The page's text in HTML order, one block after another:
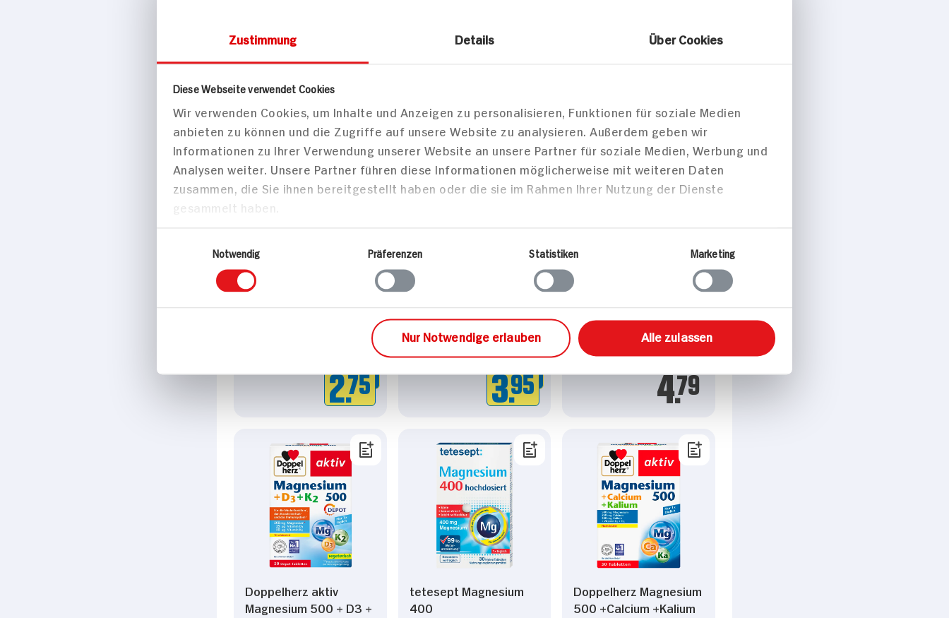
Zustimmung Details Über Cookies
Diese Webseite verwendet Cookies
Wir verwenden Cookies, um Inhalte und Anzeigen zu personalisieren, Funktionen für soziale Medien
anbieten zu können und die Zugriffe auf unsere Website zu analysieren. Außerdem geben wir
Informationen zu Ihrer Verwendung unserer Website an unsere Partner für soziale Medien, Werbung und
Analysen weiter. Unsere Partner führen diese Informationen möglicherweise mit weiteren Daten
zusammen, die Sie ihnen bereitgestellt haben oder die sie im Rahmen Ihrer Nutzung der Dienste
gesammelt haben.
Notwendig
Präferenzen Statistiken Marketing
Nur Notwendige erlauben Alle zulassen
DAUER
DISCOUNT
Doppelherz Magnesium
plus B1+B6+B12
38,1g Packung
DISCOUNT
2.75
taxofit Magnesium 600
Forte Depot
51,2g Schachtel
4x verfügbar
DISCOUNT
3.95
Doppelherz aktiv
Magnesium 500 Depot
Direct
20g Packung
7x verfügbar
4.79
Doppelherz aktiv
Magnesium 500 + D3 +
tetesept Magnesium
400
Doppelherz Magnesium
500 +Calcium +Kalium